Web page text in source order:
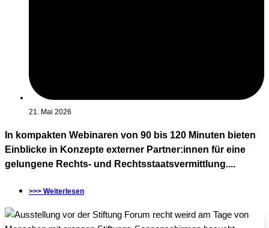
21. Mai 2026
In kompakten Webinaren von 90 bis 120 Minuten bieten
Einblicke in Konzepte externer Partner:innen für eine
gelungene Rechts- und Rechtsstaatsvermittlung....
>>> Weiterlesen